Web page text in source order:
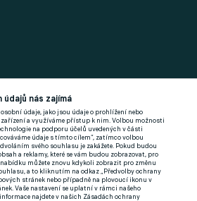
nás zajímá
údaje, jako jsou údaje o prohlížení nebo
zařízení a využíváme přístup k nim. Volbou možnosti
na podporu účelů uvedených v části
údaje s tímto cílem“, zatímco volbou
svého souhlasu je zakážete. Pokud budou
a reklamy, které se vám budou zobrazovat, pro
můžete znovu kdykoli zobrazit pro změnu
a to kliknutím na odkaz „Předvolby ochrany
stránek nebo případně na plovoucí ikonu v
Vaše nastavení se uplatní v rámci našeho
najdete v našich Zásadách ochrany